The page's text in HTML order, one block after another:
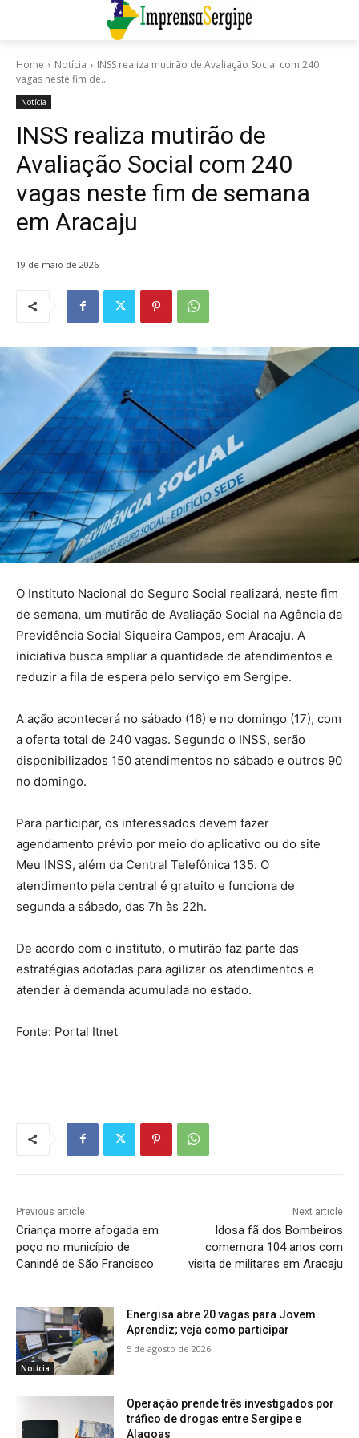
Home Notícia
INSS realiza mutirão de Avaliação Social com 240
vagas neste fim de...
Notícia
INSS realiza mutirão de
Avaliação Social com 240
vagas neste fim de semana
em Aracaju
19 de maio de 2026
O Instituto Nacional do Seguro Social realizará, neste fim
de semana, um mutirão de Avaliação Social na Agência da
Previdência Social Siqueira Campos, em Aracaju. A
iniciativa busca ampliar a quantidade de atendimentos e
reduzir a fila de espera pelo serviço em Sergipe.
A ação acontecerá no sábado (16) e no domingo (17), com
a oferta total de 240 vagas. Segundo o INSS, serão
disponibilizados 150 atendimentos no sábado e outros 90
no domingo.
Para participar, os interessados devem fazer
agendamento prévio por meio do aplicativo ou do site
Meu INSS, além da Central Telefônica 135. O
atendimento pela central é gratuito e funciona de
segunda a sábado, das 7h às 22h.
De acordo com o instituto, o mutirão faz parte das
estratégias adotadas para agilizar os atendimentos e
atender à demanda acumulada no estado.
Fonte: Portal Itnet
Previous article
Criança morre afogada em
poço no município de
Canindé de São Francisco
Next article
Idosa fã dos Bombeiros
comemora 104 anos com
visita de militares em Aracaju
Notícia
Energisa abre 20 vagas para Jovem
Aprendiz; veja como participar
5 de agosto de 2026
Operação prende três investigados por
tráfico de drogas entre Sergipe e
Alagoas